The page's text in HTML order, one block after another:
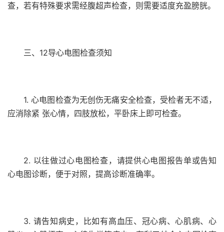
查，若有特殊要求需经腹超声检查，则需要适度充盈膀胱。
三、12导心电图检查须知
1. 心电图检查为无创伤无痛安全检查，受检者无不适，
应消除紧 张心情，四肢放松，平卧床上即可检查。
2. 以往做过心电图检查，请提供心电图报告单或告知
心电图诊断，便于对照，提高诊断准确率。
3. 请告知病史，比如有高血压、冠心病、心肌病、心